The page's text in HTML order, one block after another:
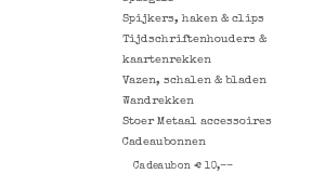
Spijkers, haken & clips
Tijdschriftenhouders &
kaartenrekken
Vazen, schalen & bladen
Wandrekken
Stoer Metaal accessoires
Cadeaubonnen
Cadeaubon € 10,--